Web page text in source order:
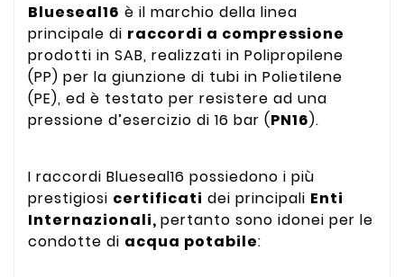
Blueseal16 è il marchio della linea
principale di raccordi a compressione
prodotti in SAB, realizzati in Polipropilene
(PP) per la giunzione di tubi in Polietilene
(PE), ed è testato per resistere ad una
pressione d’esercizio di 16 bar (PN16).
I raccordi Blueseal16 possiedono i più
prestigiosi certificati dei principali Enti
Internazionali, pertanto sono idonei per le
condotte di acqua potabile: